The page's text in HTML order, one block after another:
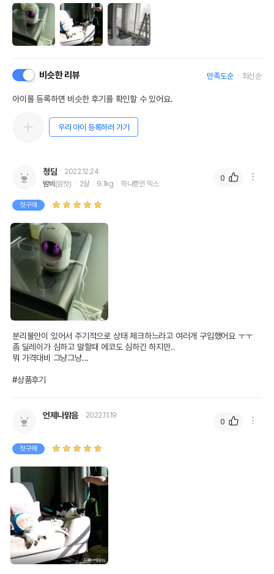
비슷한 리뷰 만족도순 최신순
아이를 등록하면 비슷한 후기를 확인할 수 있어요.
우리 아이 등록하러 가기
청담
2022.12.24
밤비 (암컷) 2살 9.1kg 하나뿐인 믹스
첫구매
분리불안이 있어서 주기적으로 상태 체크하느라고 여러개 구입했어요 ㅜㅜ
좀 딜레이가 심하고 말할때 에코도 심하긴 하지만..
뭐 가격대비 그냥그냥...
#상품후기
0
언제나맑음 2022.11.19
첫구매
0